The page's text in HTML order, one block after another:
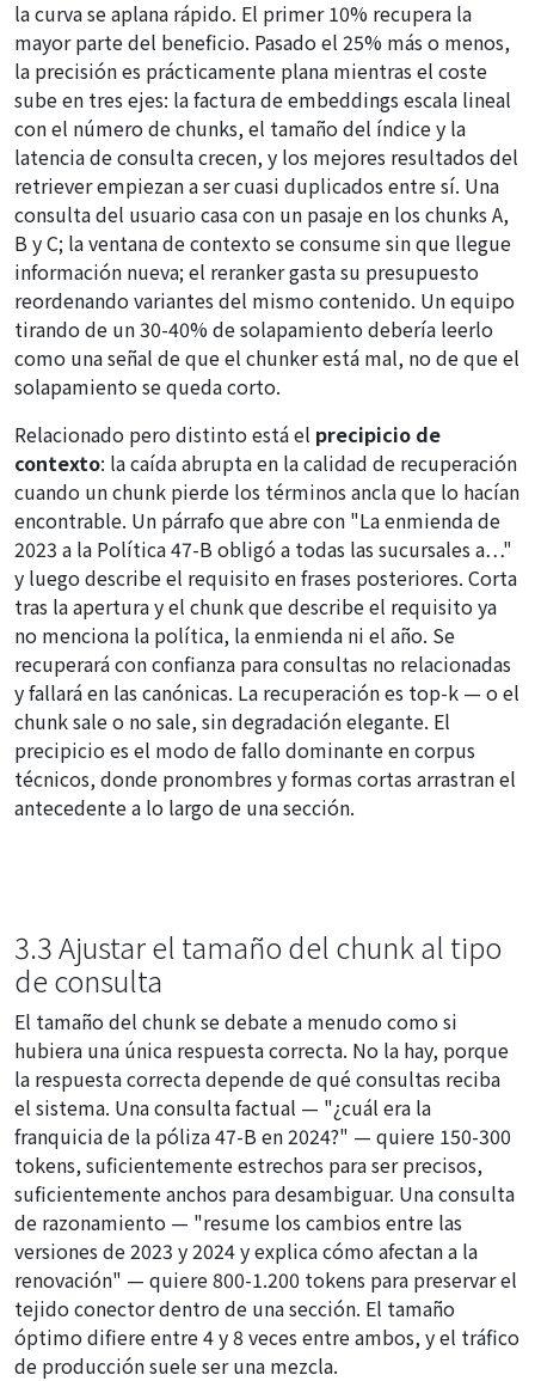
la curva se aplana rápido. El primer 10% recupera la
mayor parte del beneficio. Pasado el 25% más o menos,
la precisión es prácticamente plana mientras el coste
sube en tres ejes: la factura de embeddings escala lineal
con el número de chunks, el tamaño del índice y la
latencia de consulta crecen, y los mejores resultados del
retriever empiezan a ser cuasi duplicados entre sí. Una
consulta del usuario casa con un pasaje en los chunks A,
B y C; la ventana de contexto se consume sin que llegue
información nueva; el reranker gasta su presupuesto
reordenando variantes del mismo contenido. Un equipo
tirando de un 30-40% de solapamiento debería leerlo
como una señal de que el chunker está mal, no de que el
solapamiento se queda corto.
Relacionado pero distinto está el precipicio de
contexto: la caída abrupta en la calidad de recuperación
cuando un chunk pierde los términos ancla que lo hacían
encontrable. Un párrafo que abre con "La enmienda de
2023 a la Política 47-B obligó a todas las sucursales a…"
y luego describe el requisito en frases posteriores. Corta
tras la apertura y el chunk que describe el requisito ya
no menciona la política, la enmienda ni el año. Se
recuperará con confianza para consultas no relacionadas
y fallará en las canónicas. La recuperación es top-k — o el
chunk sale o no sale, sin degradación elegante. El
precipicio es el modo de fallo dominante en corpus
técnicos, donde pronombres y formas cortas arrastran el
antecedente a lo largo de una sección.
3.3 Ajustar el tamaño del chunk al tipo
de consulta
El tamaño del chunk se debate a menudo como si
hubiera una única respuesta correcta. No la hay, porque
la respuesta correcta depende de qué consultas reciba
el sistema. Una consulta factual — "¿cuál era la
franquicia de la póliza 47-B en 2024?" — quiere 150-300
tokens, suficientemente estrechos para ser precisos,
suficientemente anchos para desambiguar. Una consulta
de razonamiento — "resume los cambios entre las
versiones de 2023 y 2024 y explica cómo afectan a la
renovación" — quiere 800-1.200 tokens para preservar el
tejido conector dentro de una sección. El tamaño
óptimo difiere entre 4 y 8 veces entre ambos, y el tráfico
de producción suele ser una mezcla.